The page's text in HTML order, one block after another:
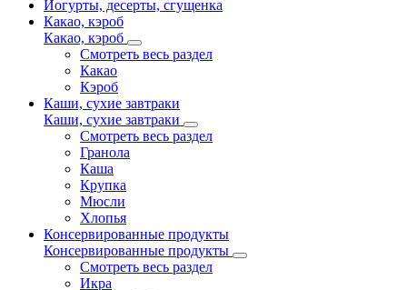
Йогурты, десерты, сгущенка
Какао, кэроб
Какао, кэроб
Смотреть весь раздел
Какао
Кэроб
Каши, сухие завтраки
Каши, сухие завтраки
Смотреть весь раздел
Гранола
Каша
Крупка
Мюсли
Хлопья
Консервированные продукты
Консервированные продукты
Смотреть весь раздел
Икра